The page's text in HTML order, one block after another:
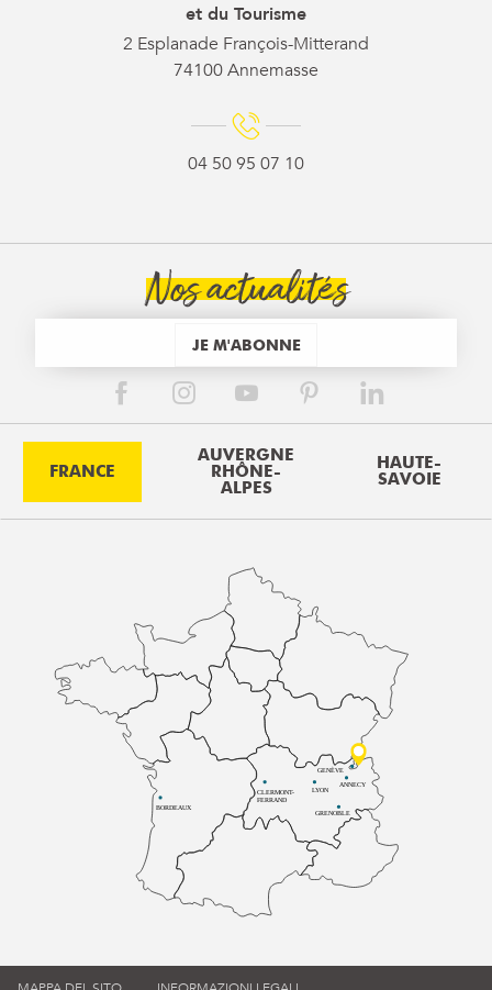
et du Tourisme
2 Esplanade François-Mitterand
74100 Annemasse
04 50 95 07 10
Nos actualités
JE M'ABONNE
FRANCE
AUVERGNE
RHÔNE-
ALPES
HAUTE-
SAVOIE
BORDEAUX
CLERMONT-
FERRAND
LYON
ANNECY
GRENOBLE
GENÈVE